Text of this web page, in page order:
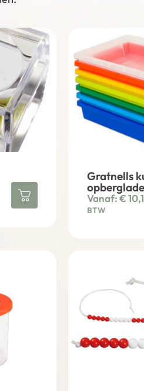
Gratnells
opberglade
Vanaf:€
BTW